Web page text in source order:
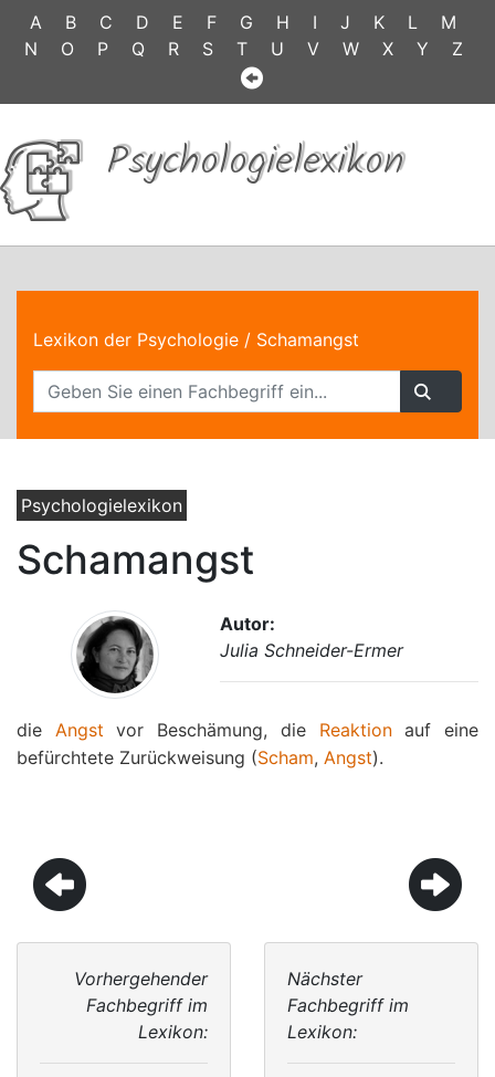
A B C D E F G H I J K L
M
N
O P Q R S T U V W X Y Z
Psychologielexikon
Lexikon der Psychologie / Schamangst
Psychologielexikon
Schamangst
Autor:
Julia Schneider-Ermer
die Angst vor Beschämung, die Reaktionauf eine
befürchtete Zurückweisung (Scham, Angst).
Vorhergehender
Fachbegriff im
Lexikon:
Nächster
Fachbegriff im
Lexikon: